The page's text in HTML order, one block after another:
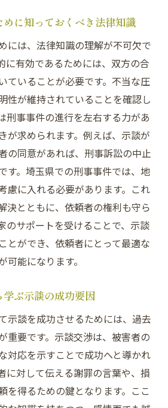
る示談交渉の具体的な進行方
けた重要な要素とその活用法
決に向けた示談交渉のタイミ
交渉に必要な準備と心構え
事事件解決に向けた示談の実
まれたときの示談の効果的な
者との示談交渉の初期対応
功させるための戦略的アプロ
ける示談の法的背景とその注
避けるべき誤解とその解消法
交渉のための必要書類と手続
解決のための示談成功事例
に知っておくべき法律知識
には、法律知識の理解が不可欠で
に有効であるためには、双方の合
ていることが必要です。不当な圧
性が維持されていることを確認し
刑事事件の進行を左右する力があ
が求められます。例えば、示談が
の同意があれば、刑事訴訟の中止
す。埼玉県での刑事事件では、地
慮に入れる必要があります。これ
決とともに、依頼者の権利も守ら
のサポートを受けることで、示談
とができ、依頼者にとって最適な
能になります。
ぶ示談の成功要因
示談を成功させるためには、過去
重要です。示談交渉は、被害者の
対応を示すことで成功へと導かれ
に対して伝える謝罪の言葉や、損
を得るための鍵となります。ここ